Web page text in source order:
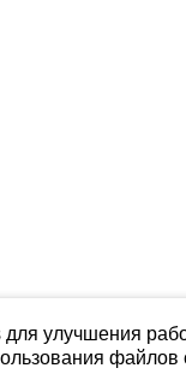
улучшения
файлов